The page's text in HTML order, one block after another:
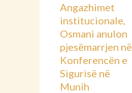
Angazhimet
institucionale,
Osmani anulon
pjesëmarrjen në
Konferencën e
Sigurisë në
Munih